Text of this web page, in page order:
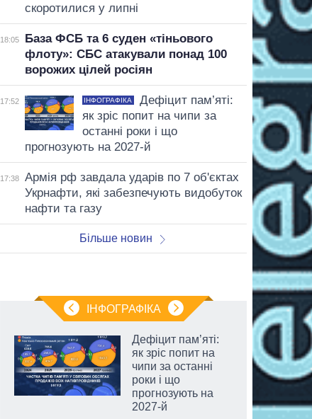
скоротилися у липні
18:05
База ФСБ та 6 суден «тіньового
флоту»: СБС атакували понад 100
ворожих цілей росіян
17:52 ІНФОГРАФІКА
Дефіцит пам’яті:
як зріс попит на чипи за
останні роки і що
прогнозують на 2027-й
17:38
Армія рф завдала ударів по 7 об'єктах
Укрнафти, які забезпечують видобуток
нафти та газу
Більше новин
ІНФОГРАФІКА
Дефіцит пам’яті:
як зріс попит на
чипи за останні
роки і що
прогнозують на
2027-й